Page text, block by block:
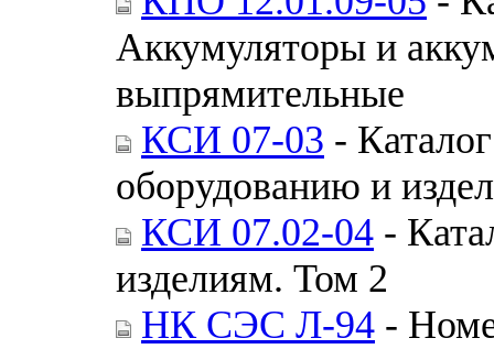
Аккумуляторы и
выпрямительные
КСИ 07-03 -
оборудованию и
КСИ 07.02-04 -
изделиям. Том 2
НК СЭС Л-94 -